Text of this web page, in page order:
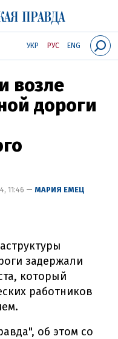
УКР РУС ENG
возле
дороги
11:46 — МАРИЯ ЕМЕЦ
задержали
который
работников
об этом со